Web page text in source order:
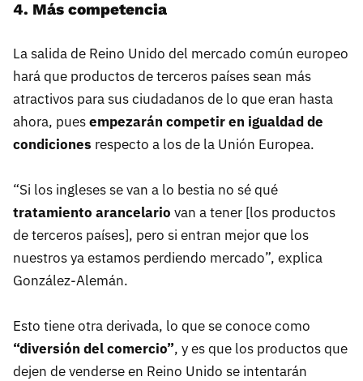
4. Más competencia
La salida de Reino Unido del mercado común europeo
hará que productos de terceros países sean más
atractivos para sus ciudadanos de lo que eran hasta
ahora, puesempezarán competir en igualdad de
condiciones respecto a los de la Unión Europea.
“Si los ingleses se van a lo bestia no sé qué
tratamiento arancelario van a tener [los productos
de terceros países], pero si entran mejor que los
nuestros ya estamos perdiendo mercado”, explica
González-Alemán.
Esto tiene otra derivada, lo que se conoce como
“diversión del comercio”, y es que los productos que
dejen de venderse en Reino Unido se intentarán